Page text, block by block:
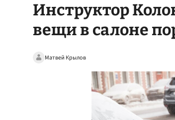
Инструктор
вещи в салоне
Матвей Крылов